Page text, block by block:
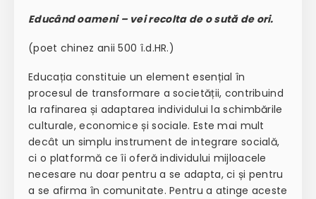
Educând oameni – vei recolta de o sută de ori.
(poet chinez anii 500 î.d.HR.)
Educația constituie un element esențial în
procesul de transformare a societății, contribuind
la rafinarea și adaptarea individului la schimbările
culturale, economice și sociale. Este mai mult
decât un simplu instrument de integrare socială,
ci o platformă ce îi oferă individului mijloacele
necesare nu doar pentru a se adapta, ci și pentru
a se afirma în comunitate. Pentru a atinge aceste